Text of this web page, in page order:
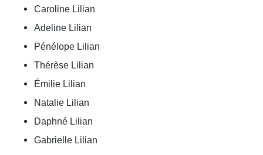
Caroline Lilian
Adeline Lilian
Pénélope Lilian
Thérèse Lilian
Émilie Lilian
Natalie Lilian
Daphné Lilian
Gabrielle Lilian